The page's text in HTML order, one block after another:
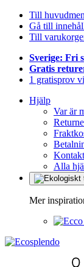
Till
Gå till
Till
Sverige: Fri
Gratis
1 gratisprov
Hjälp
Var är
Kontakt
Alla
Mer